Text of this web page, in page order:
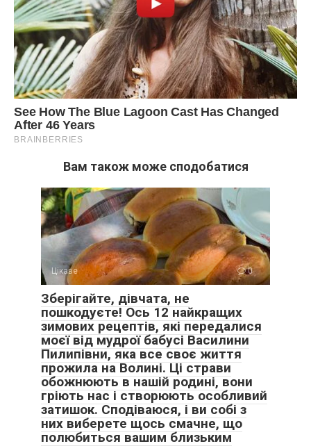
Вам також може сподобатися
Цікаве 0
Зберігайте, дівчата, не
пошкодуєте! Ось 12 найкращих
зимових рецептів, які передалися
моєї від мудрої бабусі Василини
Пилипівни, яка все своє життя
прожила на Волині. Ці страви
обожнюють в нашій родині, вони
гріють нас і створюють особливий
затишок. Сподіваюся, і ви собі з
них виберете щось смачне, що
полюбиться вашим близьким